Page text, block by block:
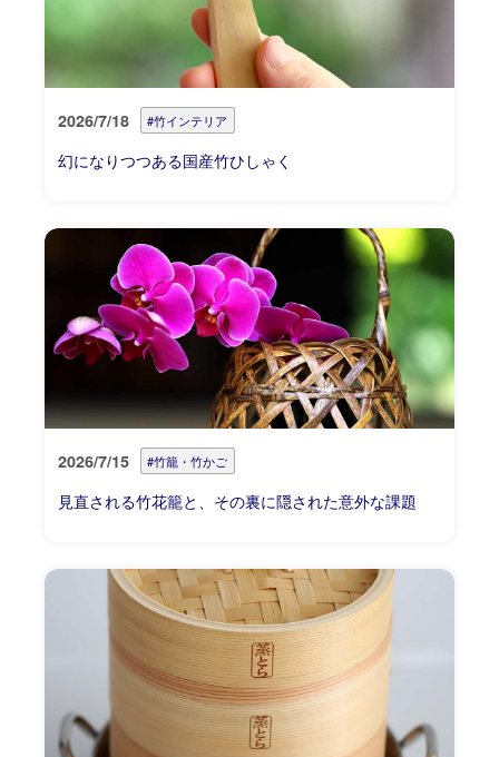
2026/7/18 #竹インテリア
幻になりつつある国産竹ひしゃく
2026/7/15 #竹籠・竹かご
見直される竹花籠と、その裏に隠された意外な課題